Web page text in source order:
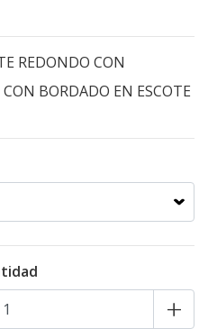
REDONDO CON
BORDADO EN ESCOTE
+